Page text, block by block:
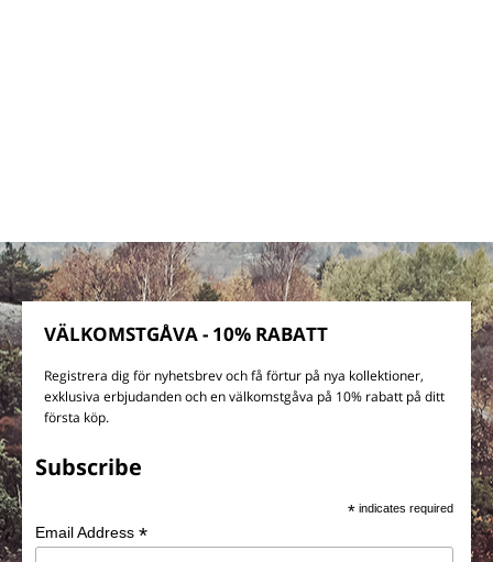
VÄLKOMSTGÅVA - 10% RABATT
Registrera dig för nyhetsbrev och få förtur på nya kollektioner,
exklusiva erbjudanden och en välkomstgåva på 10% rabatt på ditt
första köp.
Subscribe
* indicates required
Email Address*